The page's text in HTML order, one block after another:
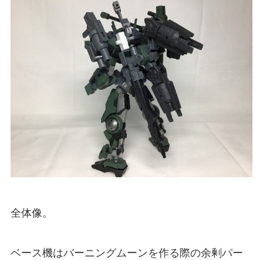
全体像。
ベース機はバーニングムーンを作る際の余剰パー